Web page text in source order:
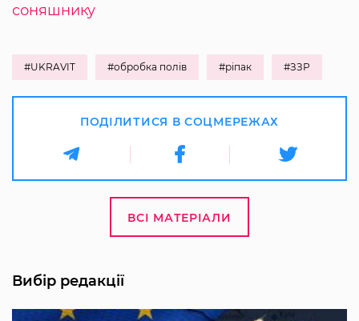
соняшнику
#UKRAVIT #обробка полів #ріпак #ЗЗР
ПОДІЛИТИСЯ В СОЦМЕРЕЖАХ
ВСІ МАТЕРІАЛИ
Вибір редакції